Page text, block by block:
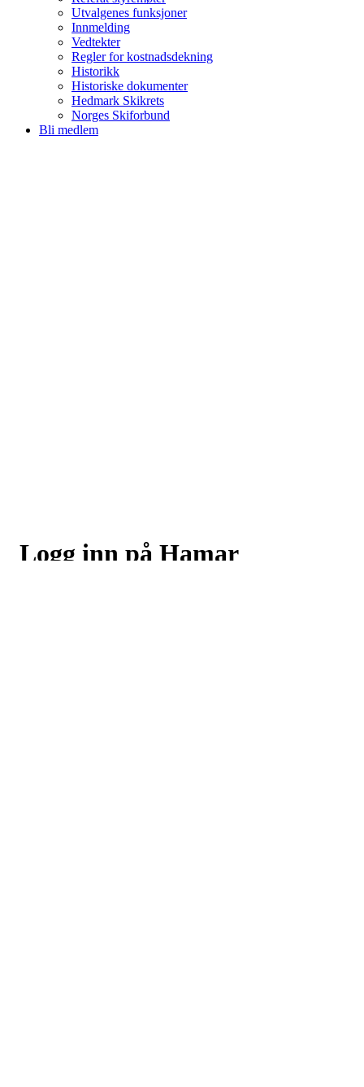
Utvalgenes funksjoner
Innmelding
Vedtekter
Regler for kostnadsdekning
Historikk
Historiske dokumenter
Hedmark Skikrets
Norges Skiforbund
Bli medlem
Logg inn på Hamar